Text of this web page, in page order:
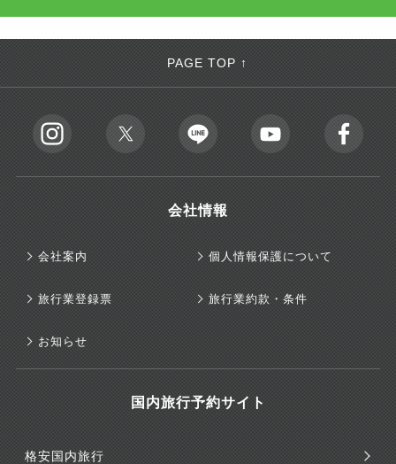
PAGE TOP ↑
会社情報
会社案内 個人情報保護について
旅行業登録票 旅行業約款・条件
お知らせ
国内旅行予約サイト
格安国内旅行